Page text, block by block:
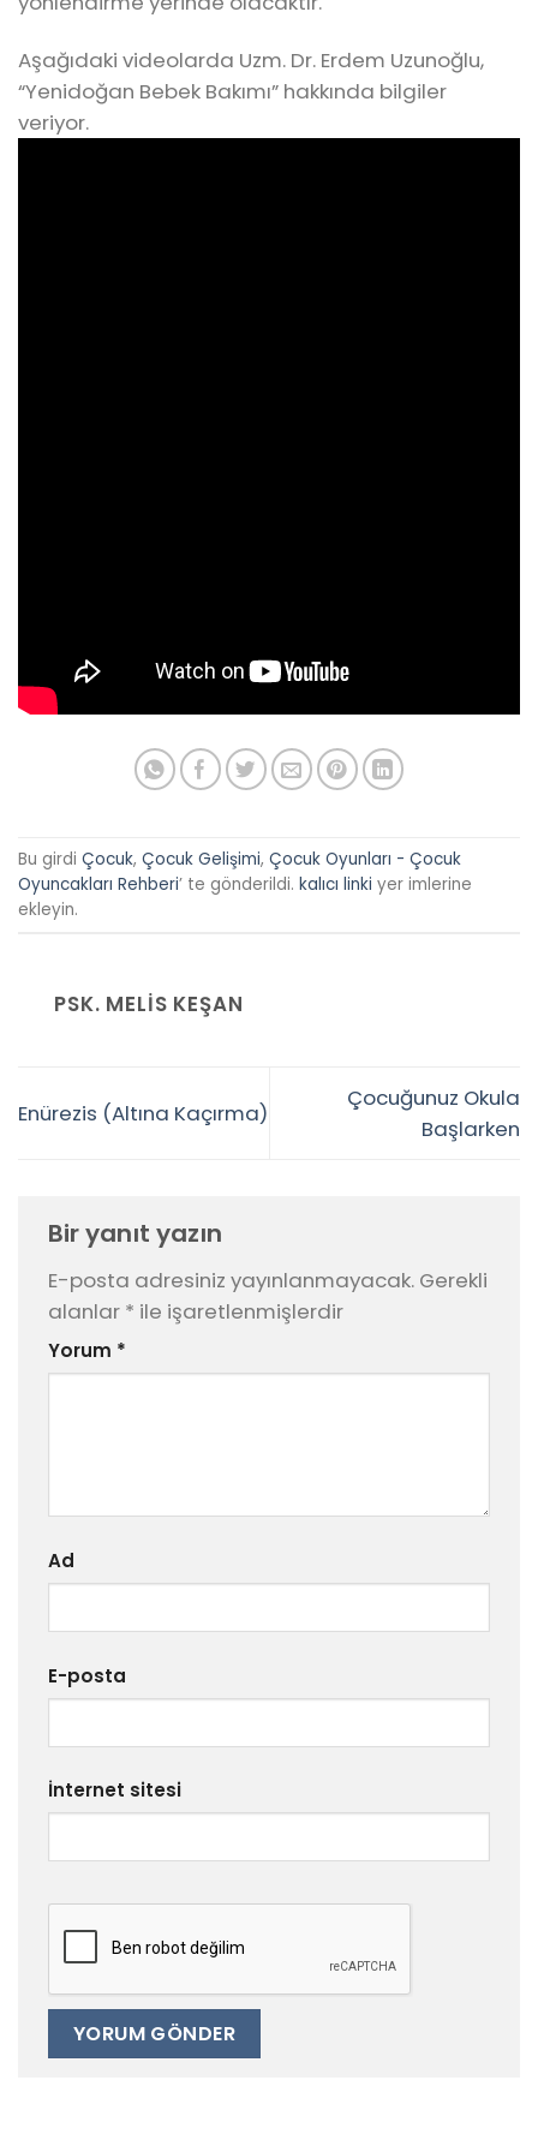
Aşağıdaki videolarda Uzm. Dr. Erdem Uzunoğlu,
“Yenidoğan Bebek Bakımı” hakkında bilgiler
veriyor.
Bu girdi Çocuk, Çocuk Gelişimi, Çocuk Oyunları - Çocuk
Oyuncakları Rehberi’ te gönderildi. kalıcı linki yer imlerine
ekleyin.
PSK. MELIS KEŞAN
Enürezis (Altına Kaçırma)
Çocuğunuz Okula
Başlarken
Bir yanıt yazın
E-posta adresiniz yayınlanmayacak. Gerekli
alanlar * ile işaretlenmişlerdir
Yorum *
Ad
E-posta
İnternet sitesi